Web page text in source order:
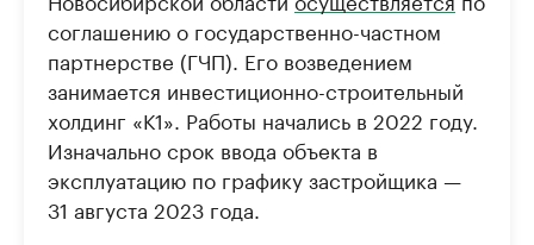
соглашению о государственно-частном
партнерстве (ГЧП). Его возведением
занимается инвестиционно-строительный
холдинг «К1». Работы начались в 2022 году.
Изначально срок ввода объекта в
эксплуатацию по графику застройщика —
31 августа 2023 года.